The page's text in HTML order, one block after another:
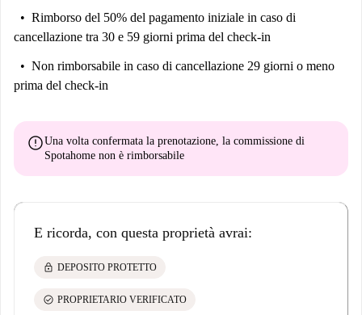
Rimborso del 50% del pagamento iniziale in caso di
cancellazione tra 30 e 59 giorni prima del check-in
Non rimborsabile in caso di cancellazione 29 giorni o meno
prima del check-in
errorUna volta confermata la prenotazione, la commissione di
Spotahome non è rimborsabile
E ricorda, con questa proprietà avrai:
lock DEPOSITO PROTETTO
check_circle PROPRIETARIO VERIFICATO